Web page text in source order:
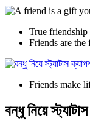
True friendship
Friends are the
Friends make
বন্ধু নিয়ে